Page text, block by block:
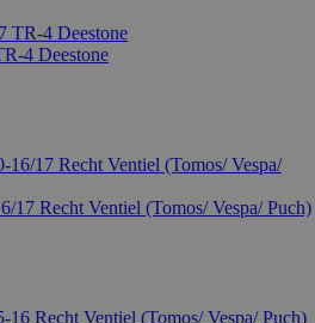
4 Deestone
17 Recht Ventiel (Tomos/ Vespa/ Puch)